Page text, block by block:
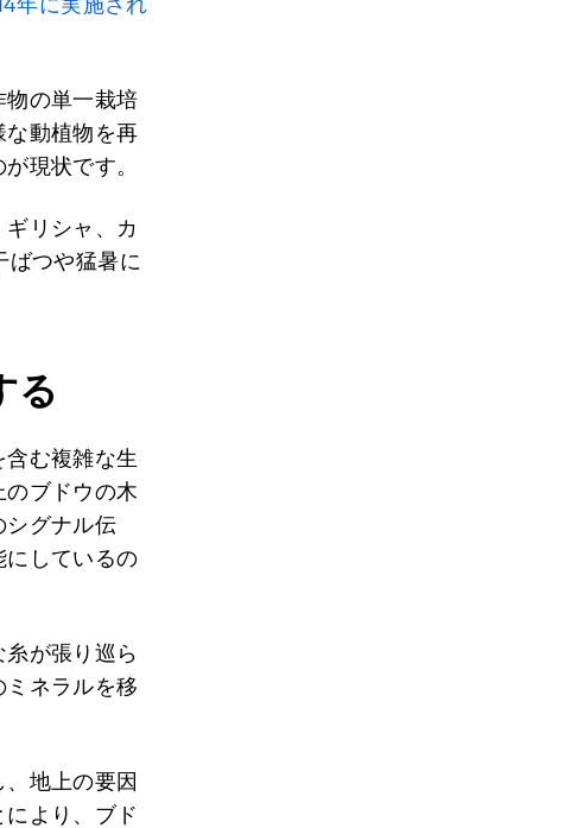
物の単一栽培
動植物を再
が現状です。
リシャ、カ
ばつや猛暑に
る
む複雑な生
ブドウの木
シグナル伝
しているの
が張り巡ら
ネラルを移
地上の要因
より、ブド